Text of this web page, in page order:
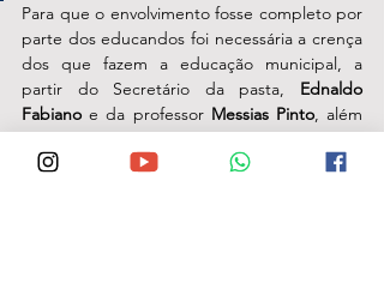
Para que o envolvimento fosse completo por
parte dos educandos foi necessária a crença
dos que fazem a educação municipal, a
partir do Secretário da pasta, Ednaldo
Fabiano e da professor Messias Pinto, além
de toda a equipe comprometida com a
causa da educação.